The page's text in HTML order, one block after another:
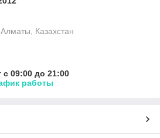
Казахстан
с 09:00 до 21:00
работы